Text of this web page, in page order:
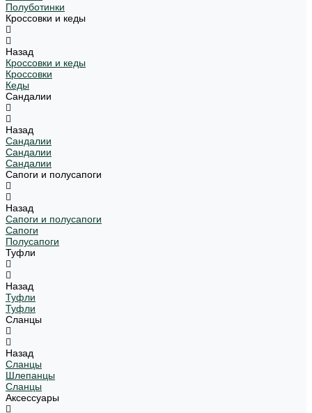
Полуботинки
Кроссовки и кеды
Назад
Кроссовки и кеды
Кроссовки
Кеды
Сандалии
Назад
Сандалии
Сандалии
Сандалии
Сапоги и полусапоги
Назад
Сапоги и полусапоги
Сапоги
Полусапоги
Туфли
Назад
Туфли
Туфли
Сланцы
Назад
Сланцы
Шлепанцы
Сланцы
Аксессуары